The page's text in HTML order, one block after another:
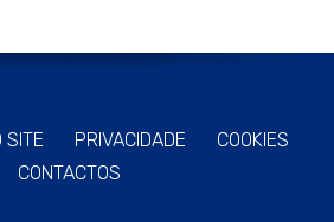
SITE PRIVACIDADE
COOKIES
CONTACTOS